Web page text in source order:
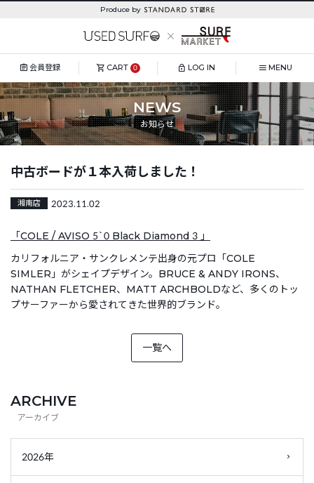
Produce by
会員登録 CART 0 LOG IN MENU
NEWS
お知らせ
中古ボードが１本入荷しました！
湘南店 2023.11.02
「COLE / AVISO 5`0 Black Diamond 3 」
カリフォルニア・サンクレメンテ出身の元プロ「COLE
SIMLER」がシェイプデザイン。BRUCE & ANDY IRONS、
NATHAN FLETCHER、MATT ARCHBOLDなど、多くのトッ
プサーファーから愛されてきた世界的ブランド。
一覧へ
ARCHIVE
2026年